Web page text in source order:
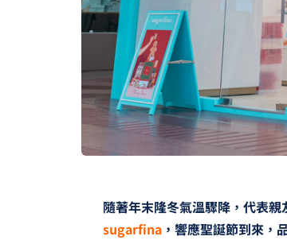
隨著年末隆冬氣溫驟降，代表
sugarfina，響應聖誕節到來，